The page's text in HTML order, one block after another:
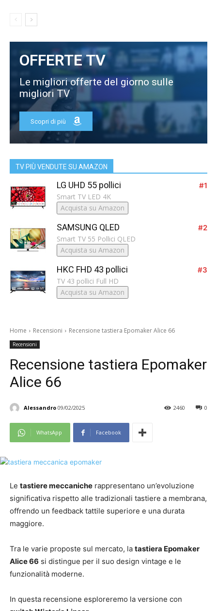
OFFERTE TV
Le migliori offerte del giorno sulle
migliori TV
Scopri di più
TV PIÙ VENDUTE SU AMAZON
LG UHD 55 pollici
#1
Smart TV LED 4K
Acquista su Amazon
SAMSUNG QLED
#2
Smart TV 55 Pollici QLED
Acquista su Amazon
HKC FHD 43 pollici
#3
TV 43 pollici Full HD
Acquista su Amazon